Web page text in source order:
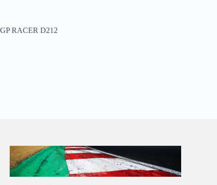
GP RACER D212